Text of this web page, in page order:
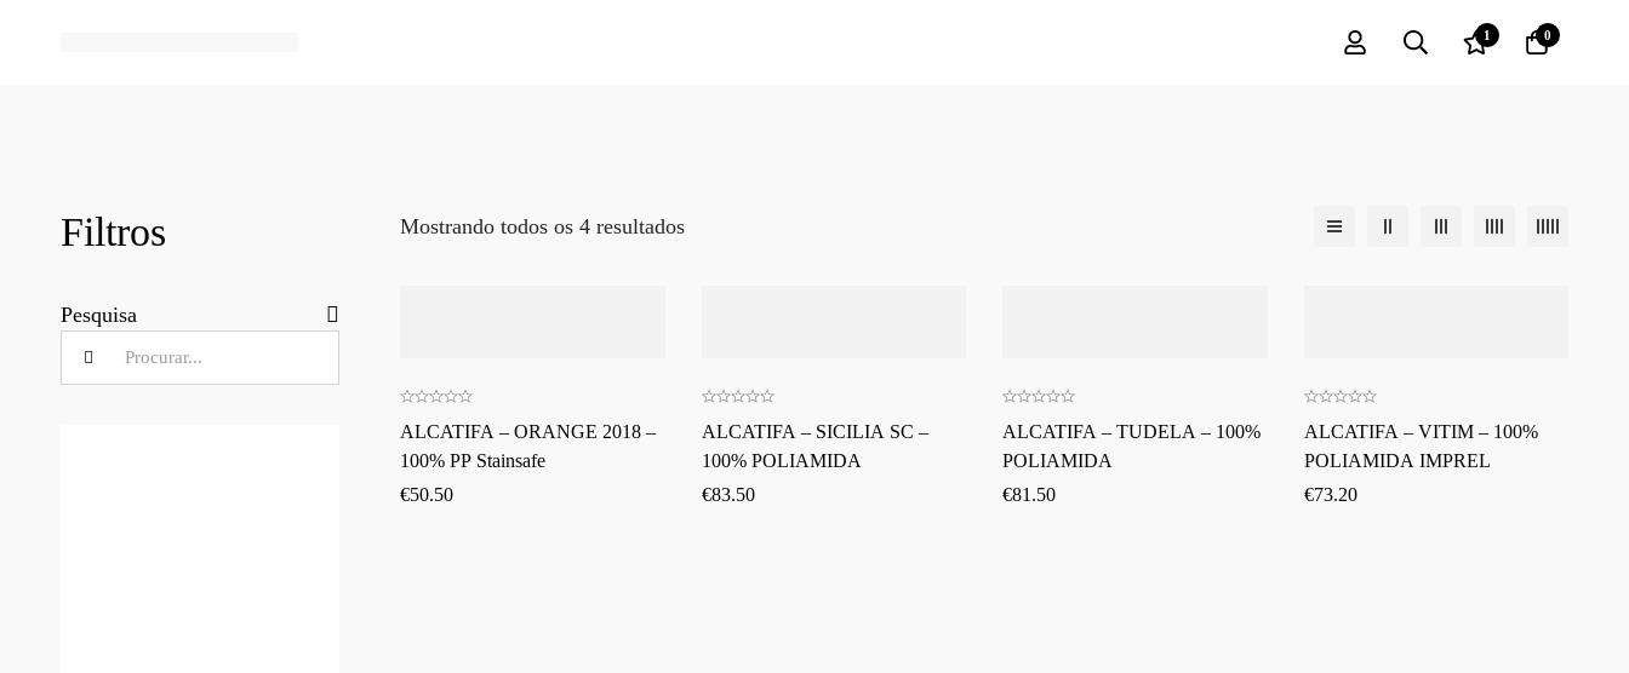
1 0
Filtros
Pesquisa
Mostrando todos os 4 resultados
ALCATIFA – ORANGE 2018 –
100% PP Stainsafe
€50.50
ALCATIFA – SICILIA SC –
100% POLIAMIDA
€83.50
ALCATIFA – TUDELA – 100%
POLIAMIDA
€81.50
ALCATIFA – VITIM – 100%
POLIAMIDA IMPREL
€73.20